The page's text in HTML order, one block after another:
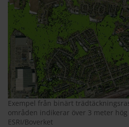
Exempel från binärt
områden indikerar över 3 meter hög
ESRI/Boverket